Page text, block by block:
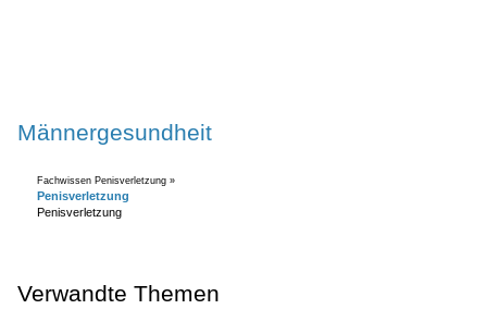
Männergesundheit
Fachwissen Penisverletzung »
Penisverletzung
Penisverletzung
Verwandte Themen